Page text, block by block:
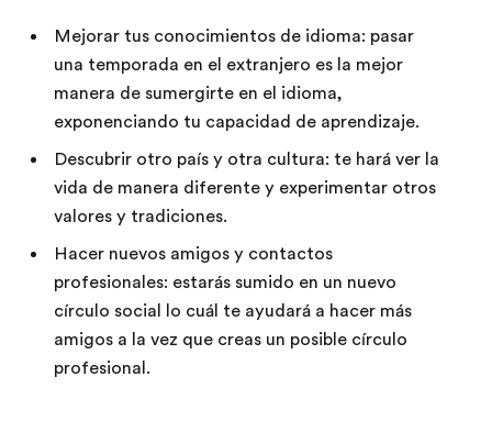
Mejorar tus conocimientos de idioma: pasar
una temporada en el extranjero es la mejor
manera de sumergirte en el idioma,
exponenciando tu capacidad de aprendizaje.
Descubrir otro país y otra cultura: te hará ver la
vida de manera diferente y experimentar otros
valores y tradiciones.
Hacer nuevos amigos y contactos
profesionales: estarás sumido en un nuevo
círculo social lo cuál te ayudará a hacer más
amigos a la vez que creas un posible círculo
profesional.